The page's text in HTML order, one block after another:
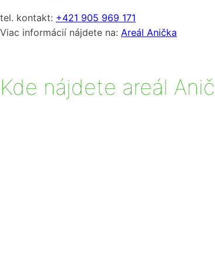
tel. kontakt: +421 905 969 171
Viac informácií nájdete na: Areál Anička
Kde nájdete areál